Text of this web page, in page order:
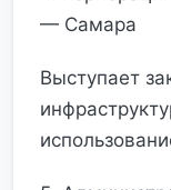
— Самара
Выступает